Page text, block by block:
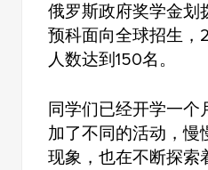
俄罗斯政府奖学金划
预科面向全球招生，
人数达到150名。
同学们已经开学一个
加了不同的活动，慢
现象，也在不断探索